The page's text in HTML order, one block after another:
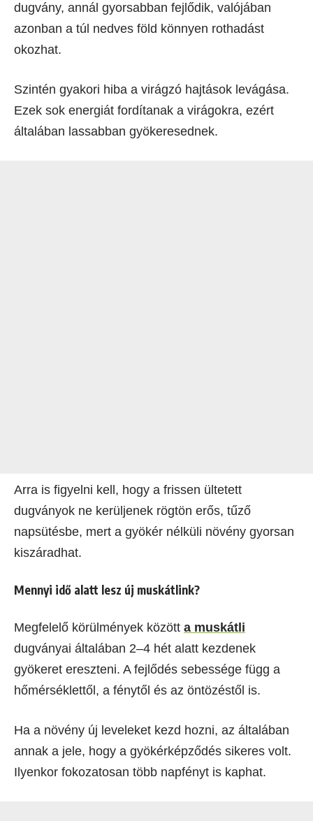
dugvány, annál gyorsabban fejlődik, valójában
azonban a túl nedves föld könnyen rothadást
okozhat.
Szintén gyakori hiba a virágzó hajtások levágása.
Ezek sok energiát fordítanak a virágokra, ezért
általában lassabban gyökeresednek.
Arra is figyelni kell, hogy a frissen ültetett
dugványok ne kerüljenek rögtön erős, tűző
napsütésbe, mert a gyökér nélküli növény gyorsan
kiszáradhat.
Mennyi idő alatt lesz új muskátlink?
Megfelelő körülmények között a muskátli
dugványai általában 2–4 hét alatt kezdenek
gyökeret ereszteni. A fejlődés sebessége függ a
hőmérséklettől, a fénytől és az öntözéstől is.
Ha a növény új leveleket kezd hozni, az általában
annak a jele, hogy a gyökérképződés sikeres volt.
Ilyenkor fokozatosan több napfényt is kaphat.